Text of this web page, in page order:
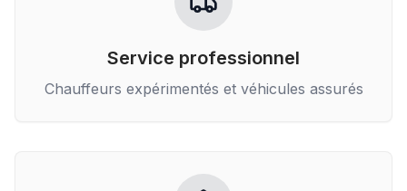
Service professionnel
Chauffeurs expérimentés et véhicules assurés